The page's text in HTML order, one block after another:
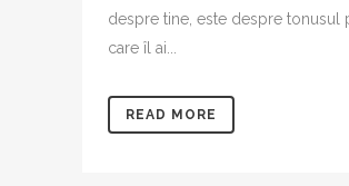
despre tine, este despre tonusul
care îl ai...
READ MORE